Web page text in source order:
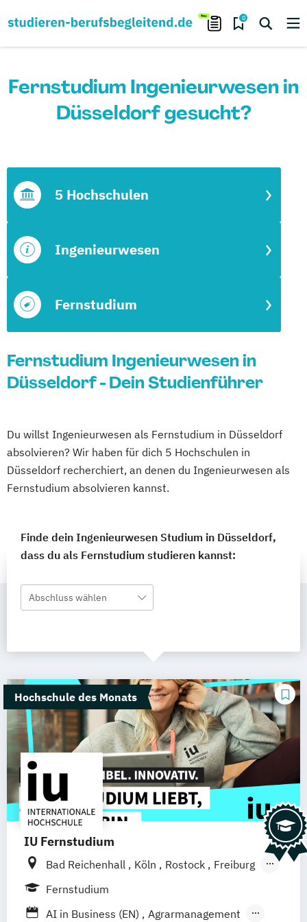
0
Fernstudium Ingenieurwesen in
Düsseldorf gesucht?
Fernstudium
Ingenieurwesen
5 Hochschulen
Fernstudium Ingenieurwesen in
Düsseldorf - Dein Studienführer
Du willst Ingenieurwesen als Fernstudium in Düsseldorf
absolvieren? Wir haben für dich 5 Hochschulen in
Düsseldorf recherchiert, an denen du Ingenieurwesen als
Fernstudium absolvieren kannst.
Finde dein Ingenieurwesen Studium in Düsseldorf,
dass du als Fernstudium studieren kannst:
Abschluss wählen
Hochschule des Monats
IU Fernstudium
Bad Reichenhall Köln Rostock
Freiburg
Kiel
Frankfurt am Main
Fernstudium
AI in Business (EN)
Agrarmanagement